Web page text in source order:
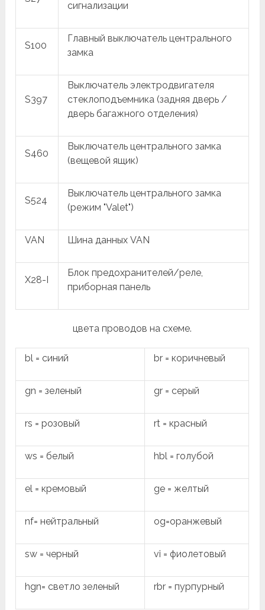
сигнализации
S100
Главный выключатель центрального
замка
S397
Выключатель электродвигателя
стеклоподъемника (задняя дверь /
дверь багажного отделения)
S460
Выключатель центрального замка
(вещевой ящик)
S524
Выключатель центрального замка
(режим "Valet")
VAN Шина данных VAN
X28-I
Блок предохранителей/реле,
приборная панель
цвета проводов на схеме.
bl = синий br = коричневый
gn = зеленый gr = серый
rs = розовый rt = красный
ws = белый hbl = голубой
el = кремовый ge = желтый
nf= нейтральный og=оранжевый
sw = черный vi = фиолетовый
hgn= светло зеленый rbr = пурпурный